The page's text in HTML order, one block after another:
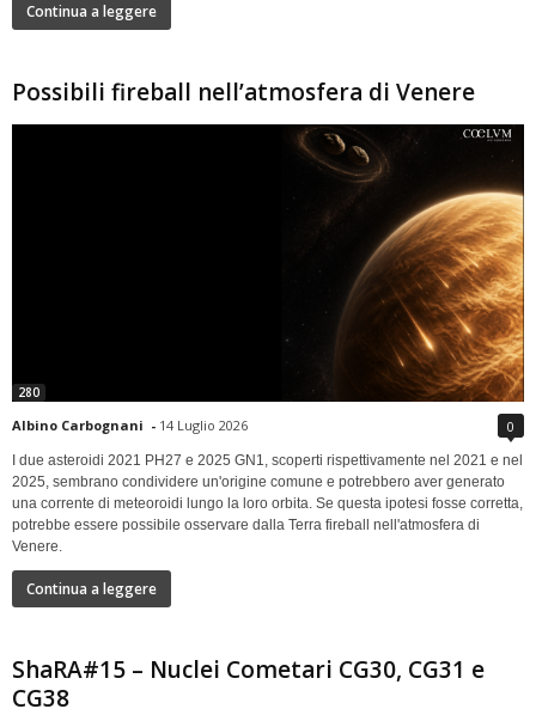
Continua a leggere
Possibili fireball nell’atmosfera di Venere
280
Albino Carbognani - 14 Luglio 2026 0
I due asteroidi 2021 PH27 e 2025 GN1, scoperti rispettivamente nel 2021 e nel
2025, sembrano condividere un'origine comune e potrebbero aver generato
una corrente di meteoroidi lungo la loro orbita. Se questa ipotesi fosse corretta,
potrebbe essere possibile osservare dalla Terra fireball nell'atmosfera di
Venere.
Continua a leggere
ShaRA#15 – Nuclei Cometari CG30, CG31 e
CG38